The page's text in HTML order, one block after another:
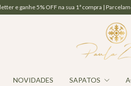
5% OFF na sua 1ª compra | Parcelamento
NOVIDADES SAPATOS